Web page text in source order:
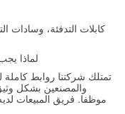
كابلات التدفئة، وسادات
4. لماذا
تمتلك شركتنا روابط كاملة